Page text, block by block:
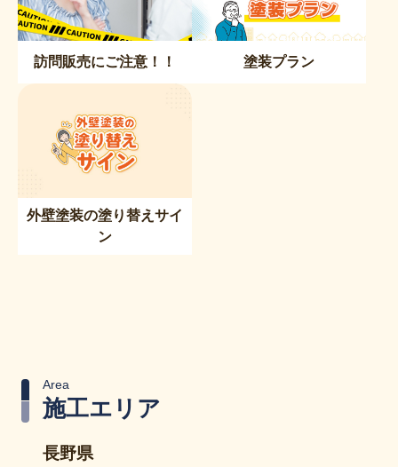
訪問販売にご注意！！ 塗装プラン
外壁塗装の塗り替えサイ
ン
施工エリア
Area
長野県